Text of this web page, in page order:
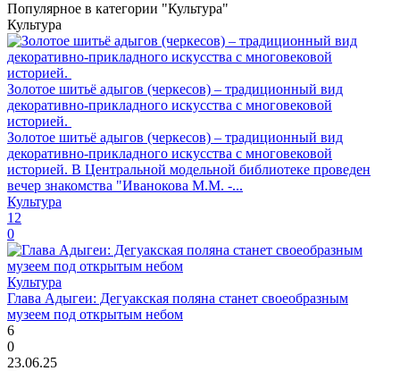
Популярное в категории "Культура"
Культура
Золотое шитьё адыгов (черкесов) – традиционный вид
декоративно-прикладного искусства с многовековой
историей.
Золотое шитьё адыгов (черкесов) – традиционный вид
декоративно-прикладного искусства с многовековой
историей. В Центральной модельной библиотеке проведен
вечер знакомства "Иванокова М.М. -...
Культура
12
0
Культура
Глава Адыгеи: Дегуакская поляна станет своеобразным
музеем под открытым небом
6
0
23.06.25